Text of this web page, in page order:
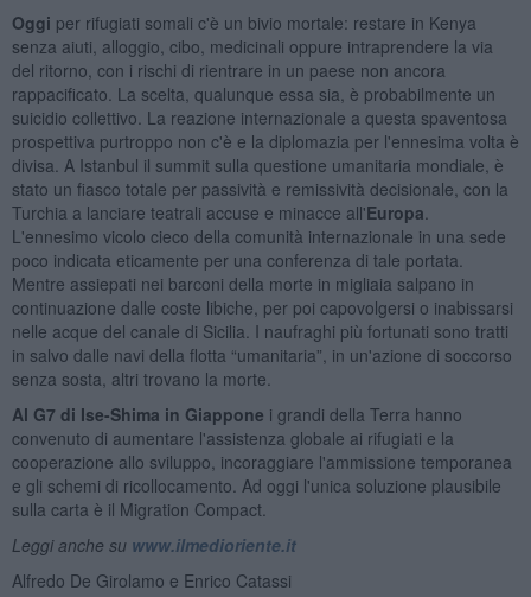
Oggi per rifugiati somali c'è un bivio mortale: restare in Kenya
senza aiuti, alloggio, cibo, medicinali oppure intraprendere la via
del ritorno, con i rischi di rientrare in un paese non ancora
rappacificato. La scelta, qualunque essa sia, è probabilmente un
suicidio collettivo. La reazione internazionale a questa spaventosa
prospettiva purtroppo non c'è e la diplomazia per l'ennesima volta è
divisa. A Istanbul il summit sulla questione umanitaria mondiale, è
stato un fiasco totale per passività e remissività decisionale, con la
Turchia a lanciare teatrali accuse e minacce all'Europa
L'ennesimo vicolo cieco della comunità internazionale in una sede
poco indicata eticamente per una conferenza di tale portata.
Mentre assiepati nei barconi della morte in migliaia salpano in
continuazione dalle coste libiche, per poi capovolgersi o inabissarsi
nelle acque del canale di Sicilia. I naufraghi più fortunati sono tratti
in salvo dalle navi della flotta “umanitaria”, in un'azione di soccorso
senza sosta, altri trovano la morte.
Al G7 di Ise-Shima in Giappone i grandi della Terra hanno
convenuto di aumentare l'assistenza globale ai rifugiati e la
cooperazione allo sviluppo, incoraggiare l'ammissione temporanea
e gli schemi di ricollocamento. Ad oggi l'unica soluzione plausibile
sulla carta è il Migration Compact.
Leggi anche su www.ilmedioriente.it
Alfredo De Girolamo e Enrico Catassi